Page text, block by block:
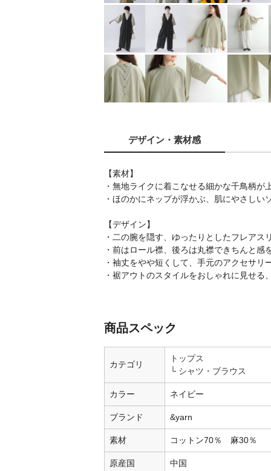
デザイン ・素材感
【素材】
・無地ライクに着こなせる細かな千鳥柄が
・ほのかにネップが浮かぶ、肌にやさしい
【デザイン】
・二の腕を隠す、ゆったりとしたフレアス
・前はロール襟、後ろは丸襟できちんと感
・袖丈をやや短くして、手元のアクセサリ
・裾アウトのスタイルをおしゃれに見せる
商品スペック
カテゴリ
トップス
シャツ・ブラウス
カラー ネイビー
ブランド &yarn
素材 コットン70％ 麻30％
原産国 中国